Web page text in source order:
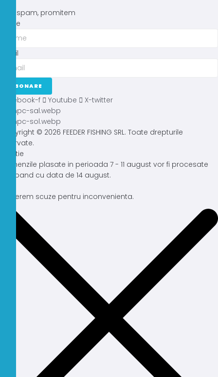
Fără spam, promitem
Nume
Email
ABONARE
Facebook-f Youtube X-twitter
Copyright © 2026 FEEDER FISHING SRL. Toate drepturile
rezervate.
Atentie
Comenzile plasate in perioada 7 - 11 august vor fi procesate
incepand cu data de 14 august.
Ne cerem scuze pentru inconvenienta.